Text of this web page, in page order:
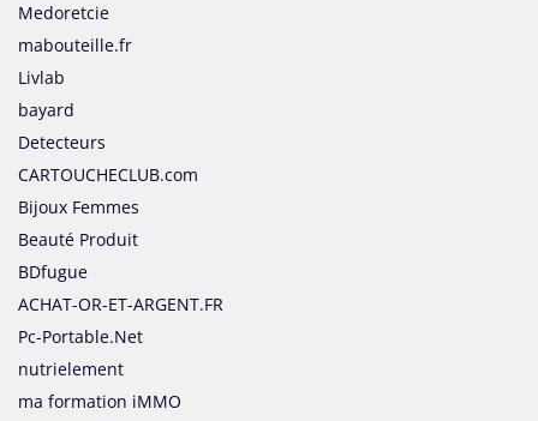
Medoretcie
mabouteille.fr
Livlab
bayard
Detecteurs
CARTOUCHECLUB.com
Bijoux Femmes
Beauté Produit
BDfugue
ACHAT-OR-ET-ARGENT.FR
Pc-Portable.Net
nutrielement
ma formation iMMO